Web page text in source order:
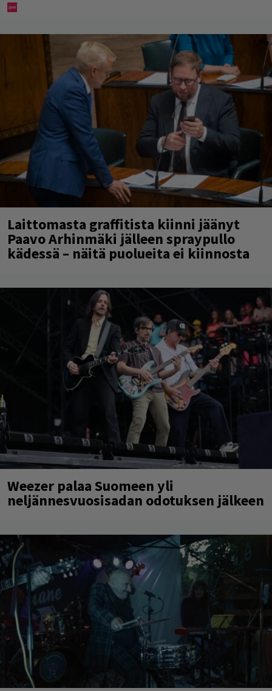
Laittomasta graffitista kiinni jäänyt
Paavo Arhinmäki jälleen spraypullo
kädessä – näitä puolueita ei kiinnosta
Weezer palaa Suomeen yli
neljännesvuosisadan odotuksen jälkeen